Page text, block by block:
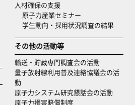
人材確保の支援
原子力産業セミナー
学生動向・採用状況調査の結果
その他の活動等
輸送・貯蔵専門調査会の活動
量子放射線利用普及連絡協議会の活
動
原子力システム研究懇話会の活動
原子力損害賠償制度